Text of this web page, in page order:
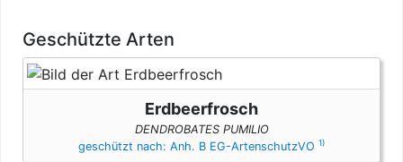
Geschützte Arten
Erdbeerfrosch
DENDROBATES PUMILIO
geschützt nach: Anh. B EG-ArtenschutzVO 1)